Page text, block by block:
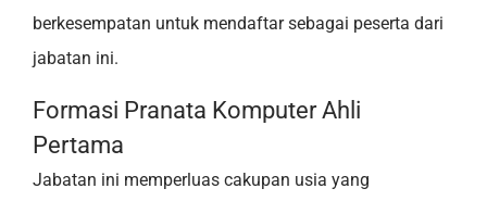
berkesempatan untuk mendaftar sebagai peserta dari
jabatan ini.
Formasi Pranata Komputer Ahli
Pertama
Jabatan ini memperluas cakupan usia yang